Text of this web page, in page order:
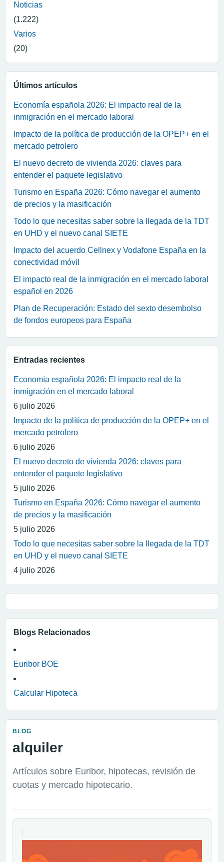
Noticias
(1.222)
Varios
(20)
Últimos artículos
Economía española 2026: El impacto real de la
inmigración en el mercado laboral
Impacto de la política de producción de la OPEP+ en el
mercado petrolero
El nuevo decreto de vivienda 2026: claves para
entender el paquete legislativo
Turismo en España 2026: Cómo navegar el aumento
de precios y la masificación
Todo lo que necesitas saber sobre la llegada de la TDT
en UHD y el nuevo canal SIETE
Impacto del acuerdo Cellnex y Vodafone España en la
conectividad móvil
El impacto real de la inmigración en el mercado laboral
español en 2026
Plan de Recuperación: Estado del sexto desembolso
de fondos europeos para España
Entradas recientes
Economía española 2026: El impacto real de la
inmigración en el mercado laboral
6 julio 2026
Impacto de la política de producción de la OPEP+ en el
mercado petrolero
6 julio 2026
El nuevo decreto de vivienda 2026: claves para
entender el paquete legislativo
5 julio 2026
Turismo en España 2026: Cómo navegar el aumento
de precios y la masificación
5 julio 2026
Todo lo que necesitas saber sobre la llegada de la TDT
en UHD y el nuevo canal SIETE
4 julio 2026
Blogs Relacionados
Euribor BOE
Calcular Hipoteca
BLOG
alquiler
Artículos sobre Euribor, hipotecas, revisión de
cuotas y mercado hipotecario.